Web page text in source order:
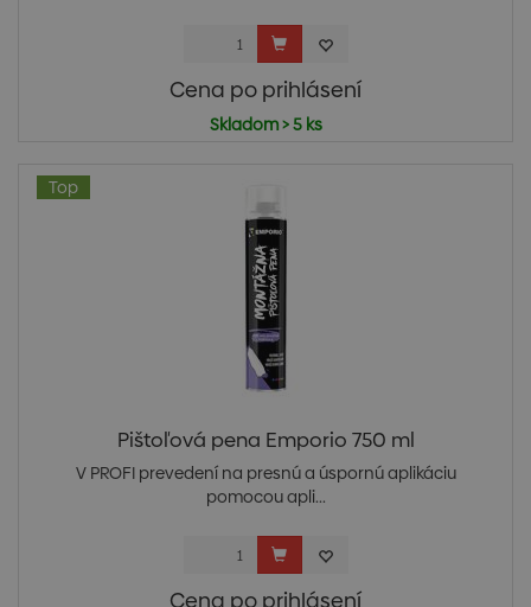
Cena po prihlásení
Skladom > 5 ks
Top
Pištoľová pena Emporio 750 ml
V PROFI prevedení na presnú a úspornú aplikáciu
pomocou apli...
Cena po prihlásení